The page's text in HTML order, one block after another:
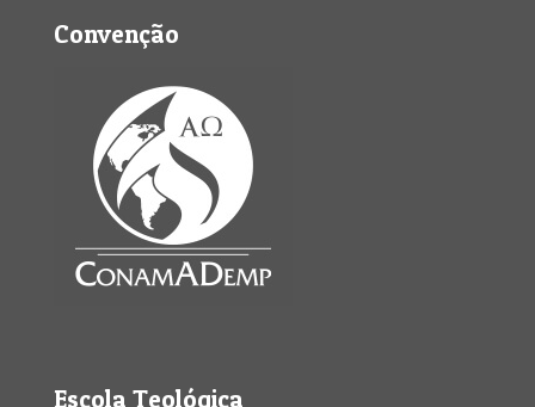
Convenção
Escola Teológica